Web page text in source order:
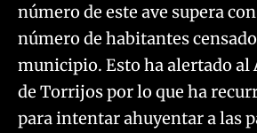
número de este ave supera
número de habitantes
municipio. Esto ha alertado
de Torrijos por lo que ha
para intentar ahuyentar a las